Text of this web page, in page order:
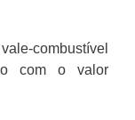
combustível
com o valor